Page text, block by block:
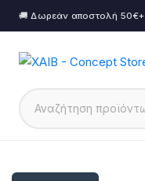
🚚 Δωρεάν αποστολή 50€+